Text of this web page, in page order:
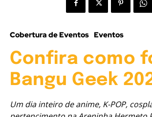
Cobertura de Eventos Eventos
Confira como
Bangu Geek
Um dia inteiro de anime, K-POP,